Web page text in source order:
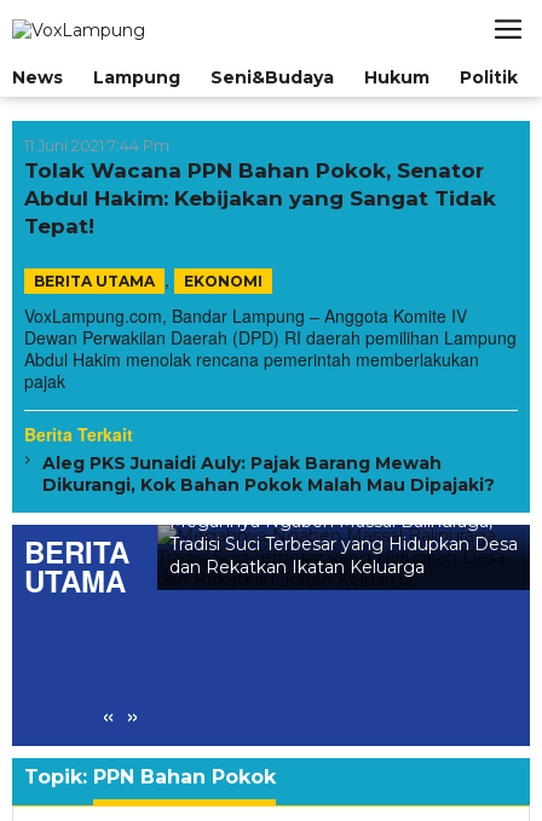
ke
News
Lampung Seni&Budaya Hukum Politik
11 Juni 2021 7:44 Pm
Tolak Wacana PPN Bahan Pokok, Senator
Abdul Hakim: Kebijakan yang Sangat Tidak
Tepat!
BERITA UTAMA , EKONOMI
VoxLampung.com, Bandar Lampung – Anggota Komite IV
Dewan Perwakilan Daerah (DPD) RI daerah pemilihan Lampung
Abdul Hakim menolak rencana pemerintah memberlakukan
pajak
Berita Terkait
Aleg PKS Junaidi Auly: Pajak Barang Mewah
Dikurangi, Kok Bahan Pokok Malah Mau Dipajaki?
BERITA
UTAMA
« »
Megahnya Ngaben Massal Balinuraga,
Tradisi Suci Terbesar yang Hidupkan Desa
dan Rekatkan Ikatan Keluarga
Topik: PPN Bahan Pokok